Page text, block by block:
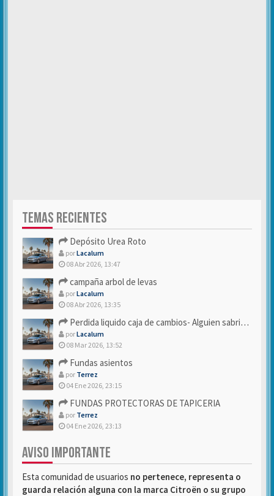
TEMAS RECIENTES
Depósito Urea Roto
porLacalum
08 Abr 2026, 13:47
campaña arbol de levas
porLacalum
08 Abr 2026, 13:35
Perdida liquido caja de cambios- Alguien sabria decirme
porLacalum
08 Mar 2026, 13:52
Fundas asientos
por Terrez
04 Ene 2026, 23:15
FUNDAS PROTECTORAS DE TAPICERIA
por Terrez
04 Ene 2026, 23:13
AVISO IMPORTANTE
Esta comunidad de usuarios no pertenece, representa o
guarda relación alguna con la marca Citroën o su grupo